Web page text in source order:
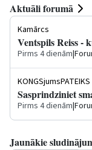
Aktuāli forumā
Kamārcs
Ventspils Reiss -
Pirms 4 dienām|
KONGSjumsPATEIKS
Sasprindziniet
Pirms 4 dienām|
Jaunākie